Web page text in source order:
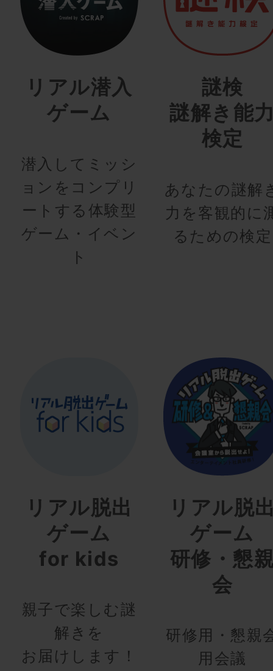
リアル潜入
ゲーム
潜入してミッシ
ョンをコンプリ
ートする体験型
ゲーム・イベン
ト
謎検
謎解き能
検定
あなたの謎解
力を客観的に
るための検定
リアル脱出
ゲーム
for kids
親子で楽しむ謎
解きを
お届けします！
リアル脱
ゲーム
研修・懇
会
研修用・懇親
用会議